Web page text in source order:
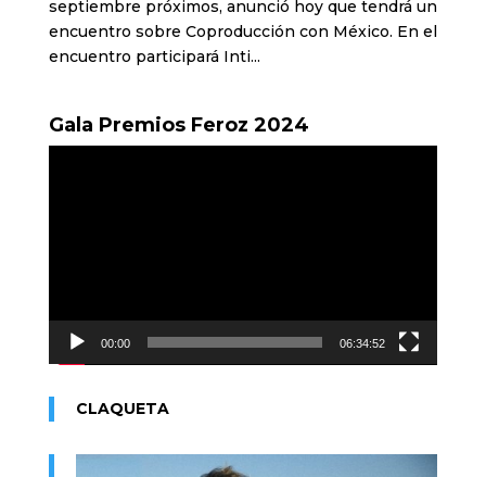
septiembre próximos, anunció hoy que tendrá un
encuentro sobre Coproducción con México. En el
encuentro participará Inti...
Gala Premios Feroz 2024
00:00 06:34:52
CLAQUETA